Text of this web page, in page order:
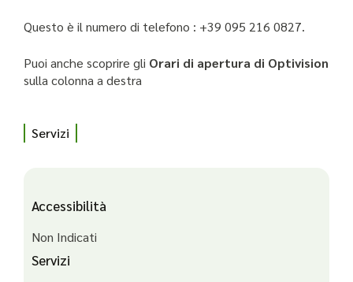
Questo è il numero di telefono : +39 095 216 0827.
Puoi anche scoprire gli Orari di apertura di Optivision
sulla colonna a destra
Servizi
Accessibilità
Non Indicati
Servizi